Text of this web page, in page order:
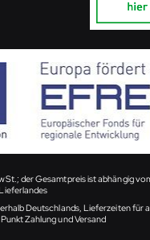
der Gesamtpreis ist abhängig
Deutschlands, Lieferzeiten für
Zahlung und Versand